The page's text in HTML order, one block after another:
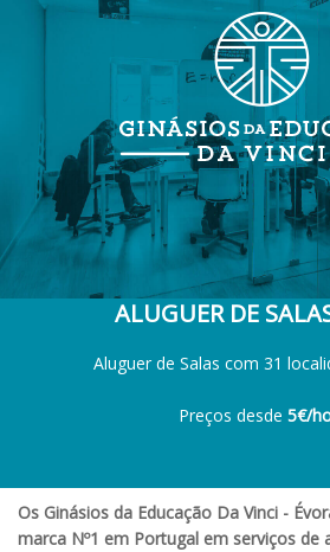
ALUGUER DE
Aluguer de Salas com 31
Preços desde 5€/
Os Ginásios da Educação Da Vinci -
marca Nº1 em Portugal em serviços de